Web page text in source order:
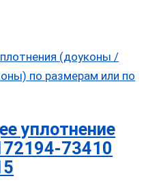
уплотнение
73410